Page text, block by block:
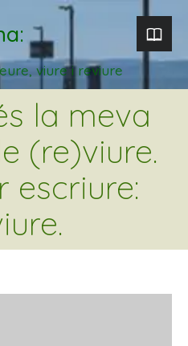
viure i reviure
la meva
(re)viure.
escriure: